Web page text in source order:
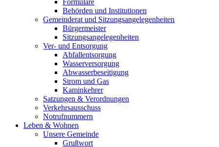
Formulare
Behörden und Institutionen
Gemeinderat und Sitzungsangelegenheiten
Bürgermeister
Sitzungsangelegenheiten
Ver- und Entsorgung
Abfallentsorgung
Wasserversorgung
Abwasserbeseitigung
Strom und Gas
Kaminkehrer
Satzungen & Verordnungen
Verkehrsausschuss
Notrufnummern
Leben & Wohnen
Unsere Gemeinde
Grußwort